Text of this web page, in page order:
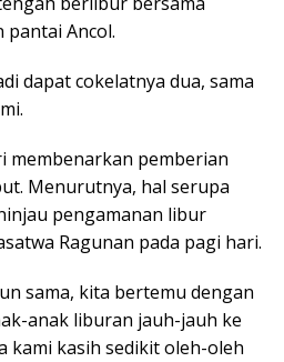
pantai Ancol.
dapat cokelatnya dua, sama
membenarkan pemberian
Menurutnya, hal serupa
pengamanan libur
Ragunan pada pagi hari.
sama, kita bertemu dengan
anak liburan jauh-jauh ke
kami kasih sedikit oleh-oleh